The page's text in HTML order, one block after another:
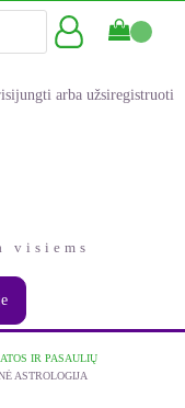
arba užsiregistruoti
visiems
IR PASAULIŲ
ASTROLOGIJA